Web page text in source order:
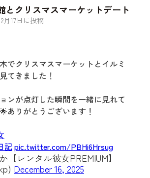
とクリスマスマーケットデート
月 17日に投稿
でクリスマスマーケットとイルミ
てきました！
ンが点灯した瞬間を一緒に見れて
ありがとうございます！
記pic.twitter.com/PBHi6Hrsug
レンタル彼女PREMIUM】
December 16, 2025